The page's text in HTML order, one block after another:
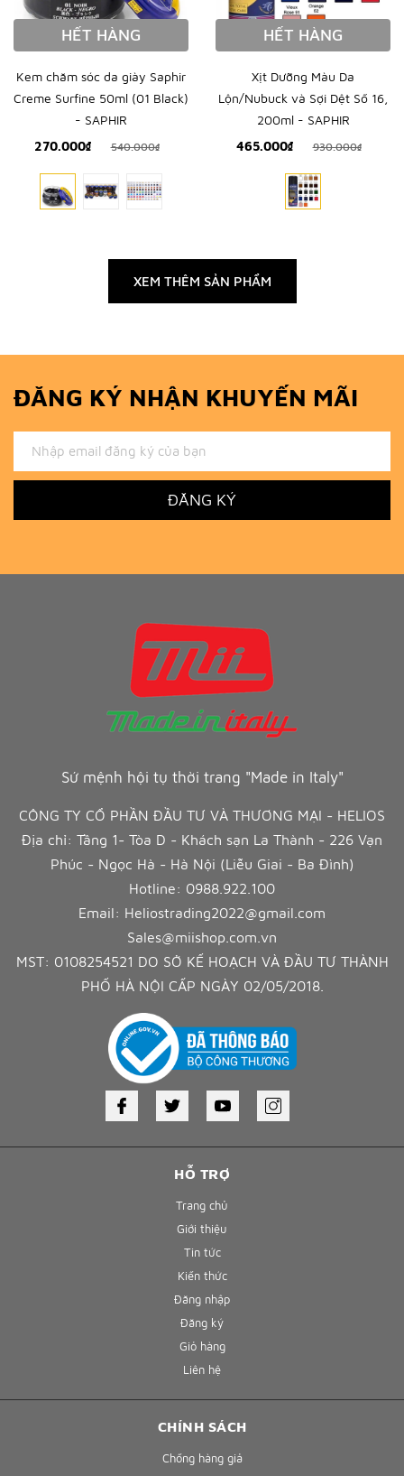
HẾT HÀNG
Kem chăm sóc da giày Saphir
Creme Surfine 50ml (01 Black)
- SAPHIR
270.000₫
540.000₫
HẾT HÀNG
Xịt Dưỡng Màu Da
Lộn/Nubuck và Sợi Dệt Số 16,
200ml - SAPHIR
465.000₫
930.000₫
XEM THÊM SẢN PHẨM
ĐĂNG KÝ NHẬN KHUYẾN MÃI
ĐĂNG KÝ
HỖ TRỢ
Trang chủ
Giới thiệu
Tin tức
Kiến thức
Đăng nhập
Đăng ký
Giỏ hàng
Liên hệ
Sứ mệnh hội tụ thời trang "Made in Italy"
CÔNG TY CỔ PHẦN ĐẦU TƯ VÀ THƯƠNG MẠI - HELIOS
Địa chỉ: Tầng 1- Tòa D - Khách sạn La Thành - 226 Vạn
Phúc - Ngọc Hà - Hà Nội (Liễu Giai - Ba Đình)
Hotline: 0988.922.100
Email: Heliostrading2022@gmail.com
Sales@miishop.com.vn
MST: 0108254521 DO SỞ KẾ HOẠCH VÀ ĐẦU TƯ THÀNH
PHỐ HÀ NỘI CẤP NGÀY 02/05/2018.
CHÍNH SÁCH
Chống hàng giả